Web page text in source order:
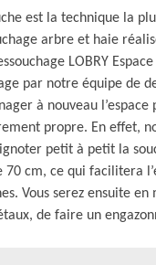
est la technique la
arbre et haie
LOBRY
par notre équipe de
à nouveau l’espace
propre. En effet,
petit à petit la
70 cm, ce qui facilitera
Vous serez ensuite en
de faire un